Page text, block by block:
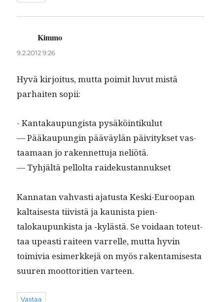
Kimmo
9.2.2012 9:26
Hyvä kir­joi­tus, mut­ta poim­it luvut mis­tä
parhait­en sopii:
- Kan­takaupungista pysäköintikulut
— Pääkaupun­gin pääväylän päiv­i­tyk­set vas­
taa­maan jo raken­net­tu­ja neliötä.
— Tyhjältä pel­lol­ta raidekustannukset
Kan­natan vah­vasti aja­tus­ta Kes­ki-Euroopan
kaltais­es­ta tiivistä ja kau­nista pien­
talokaupunkista ja ‑kylästä. Se voidaan toteut­
taa upeasti raiteen var­relle, mut­ta hyvin
toimivia esimerkke­jä on myös rak­en­tamis­es­ta
suuren moot­tori­tien varteen.
Vastaa